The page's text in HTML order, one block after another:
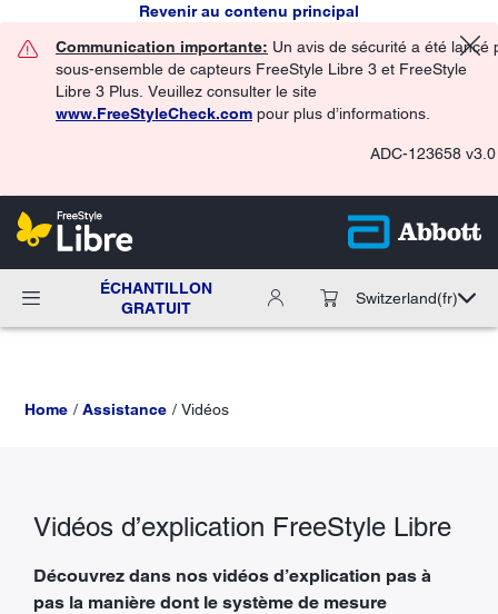
Revenir au contenu principal
Communication importante: Un avis de sécurité a été lancé
sous-ensemble de capteurs FreeStyle Libre 3 et FreeStyle
Libre 3 Plus. Veuillez consulter le site
www.FreeStyleCheck.com pour plus d’informations.
ADC-123658 v3.0
ÉCHANTILLON
GRATUIT
Switzerland(fr)
Home Assistance Vidéos
Vidéos d’explication FreeStyle Libre
Découvrez dans nos vidéos d’explication pas à
pas la manière dont le système de mesure